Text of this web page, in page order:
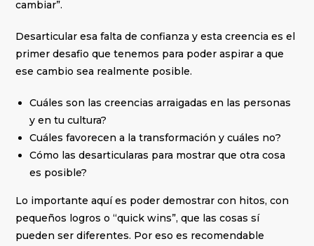
cambiar”.
Desarticular esa falta de confianza y esta creencia es el
primer desafio que tenemos para poder aspirar a que
ese cambio sea realmente posible.
Cuáles son las creencias arraigadas en las personas
y en tu cultura?
Cuáles favorecen a la transformación y cuáles no?
Cómo las desarticularas para mostrar que otra cosa
es posible?
Lo importante aquí es poder demostrar con hitos, con
pequeños logros o “quick wins”, que las cosas sí
pueden ser diferentes. Por eso es recomendable